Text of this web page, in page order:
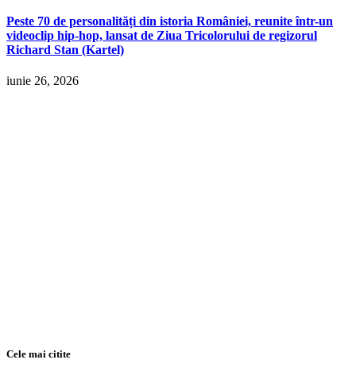
Peste 70 de personalități din istoria României, reunite într-un
videoclip hip-hop, lansat de Ziua Tricolorului de regizorul
Richard Stan (Kartel)
iunie 26, 2026
Cele mai citite